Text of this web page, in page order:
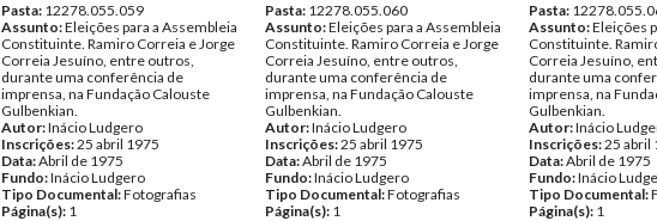
Pasta: 12278.055.059
Assunto:Eleições para a Assembleia
Constituinte. Ramiro Correia e Jorge
Correia Jesuíno, entre outros,
durante uma conferência de
imprensa, na Fundação Calouste
Gulbenkian.
Autor:Inácio Ludgero
Inscrições:25 abril 1975
Data:Abril de 1975
Fundo:Inácio Ludgero
Tipo Documental:Fotografias
Página(s): 1
Pasta: 12278.055.060
Assunto:Eleições para a Assembleia
Constituinte. Ramiro Correia e Jorge
Correia Jesuíno, entre outros,
durante uma conferência de
imprensa, na Fundação Calouste
Gulbenkian.
Autor:Inácio Ludgero
Inscrições:25 abril 1975
Data:Abril de 1975
Fundo:Inácio Ludgero
Tipo Documental:Fotografias
Página(s): 1
Pasta:
Assunto:Eleições
Constituinte.
Correia Jesuíno,
durante uma
imprensa, na
Gulbenkian.
Autor:Inácio
Inscrições:25 abril
Data:Abril de 1975
Fundo:Inácio
Tipo Documental:
Página(s): 1